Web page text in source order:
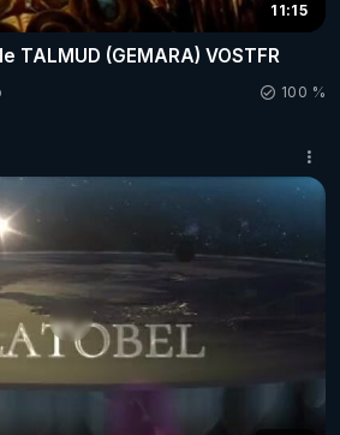
11:15
TALMUD (GEMARA) VOSTFR
100 %